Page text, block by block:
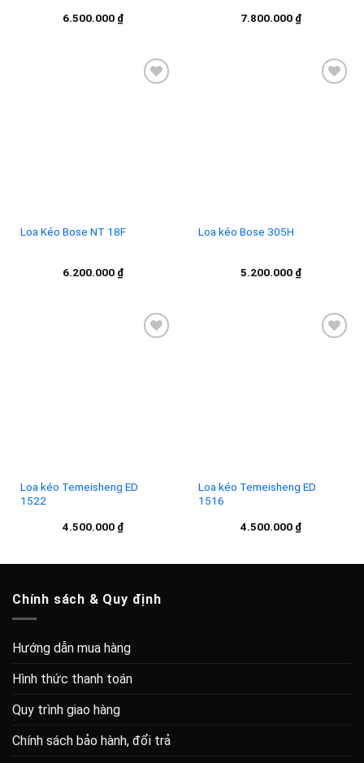
6.500.000 ₫ 7.800.000 ₫
Loa Kéo Bose NT 18F
6.200.000 ₫
Loa kéo Bose 305H
5.200.000 ₫
Loa kéo Temeisheng ED
1522
4.500.000 ₫
Loa kéo Temeisheng ED
1516
4.500.000 ₫
Chính sách & Quy định
Hướng dẫn mua hàng
Hình thức thanh toán
Quy trình giao hàng
Chính sách bảo hành, đổi trả